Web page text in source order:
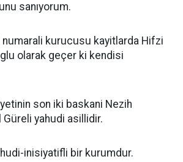
sanıyorum.
kurucusu kayitlarda Hifzi
olarak geçer ki kendisi
son iki baskani Nezih
yahudi asillidir.
inisiyatifli bir kurumdur.